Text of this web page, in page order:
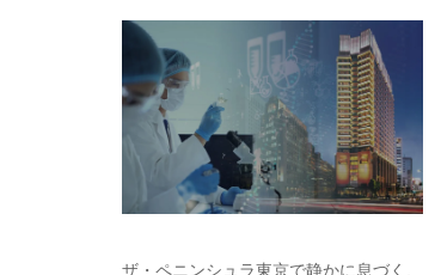
ザ・ペニンシュラ東京で静かに息づく、